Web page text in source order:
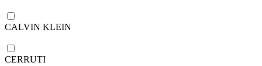
CALVIN KLEIN
CERRUTI